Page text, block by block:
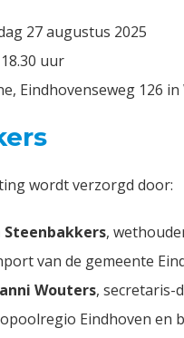
27 augustus 2025
uur
Eindhovenseweg 126 in
wordt verzorgd door:
Steenbakkers,
van de gemeente
Wouters, secretaris-
Eindhoven en